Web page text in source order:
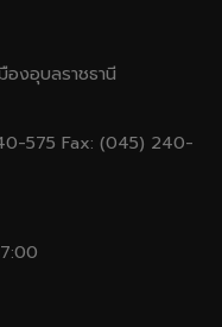
องอุบลราชธานี
575 Fax: (045) 240-